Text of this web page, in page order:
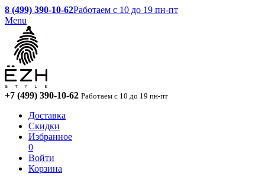
8 (499) 390-10-62Работаем с 10 до 19 пн-пт
Menu
+7 (499) 390-10-62 Работаем с 10 до 19 пн-пт
Доставка
Скидки
Избранное
0
Войти
Корзина